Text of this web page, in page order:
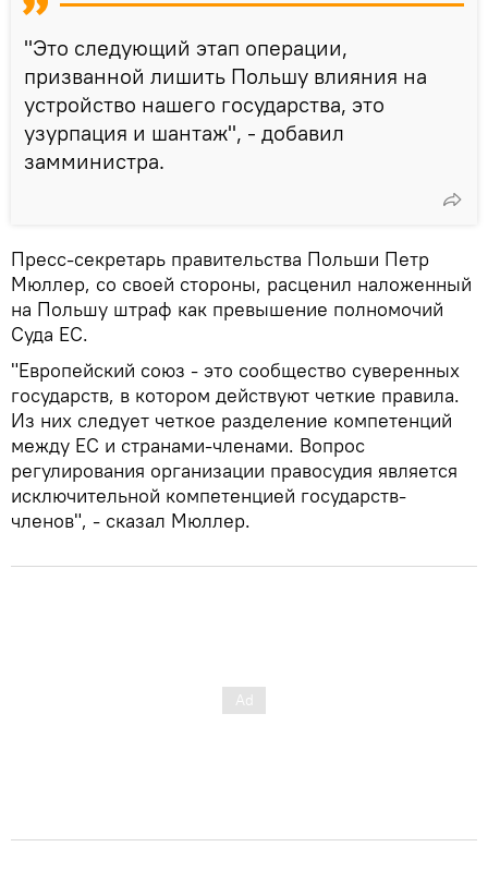
"Это следующий этап операции,
призванной лишить Польшу влияния на
устройство нашего государства, это
узурпация и шантаж", - добавил
замминистра.
Пресс-секретарь правительства Польши Петр
Мюллер, со своей стороны, расценил наложенный
на Польшу штраф как превышение полномочий
Суда ЕС.
"Европейский союз - это сообщество суверенных
государств, в котором действуют четкие правила.
Из них следует четкое разделение компетенций
между ЕС и странами-членами. Вопрос
регулирования организации правосудия является
исключительной компетенцией государств-
членов", - сказал Мюллер.